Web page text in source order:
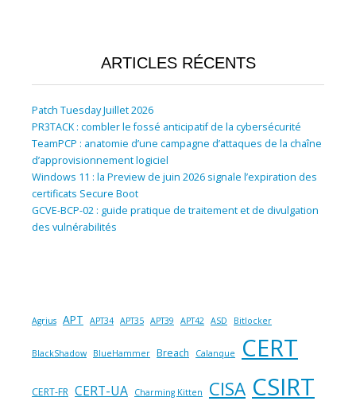
ARTICLES RÉCENTS
Patch Tuesday Juillet 2026
PR3TACK : combler le fossé anticipatif de la cybersécurité
TeamPCP : anatomie d’une campagne d’attaques de la chaîne
d’approvisionnement logiciel
Windows 11 : la Preview de juin 2026 signale l’expiration des
certificats Secure Boot
GCVE-BCP-02 : guide pratique de traitement et de divulgation
des vulnérabilités
Agrius APT APT34 APT35 APT39 APT42 ASD Bitlocker
BlackShadow BlueHammer Breach Calanque CERT
CERT-FR CERT-UA Charming Kitten CISA CSIRT